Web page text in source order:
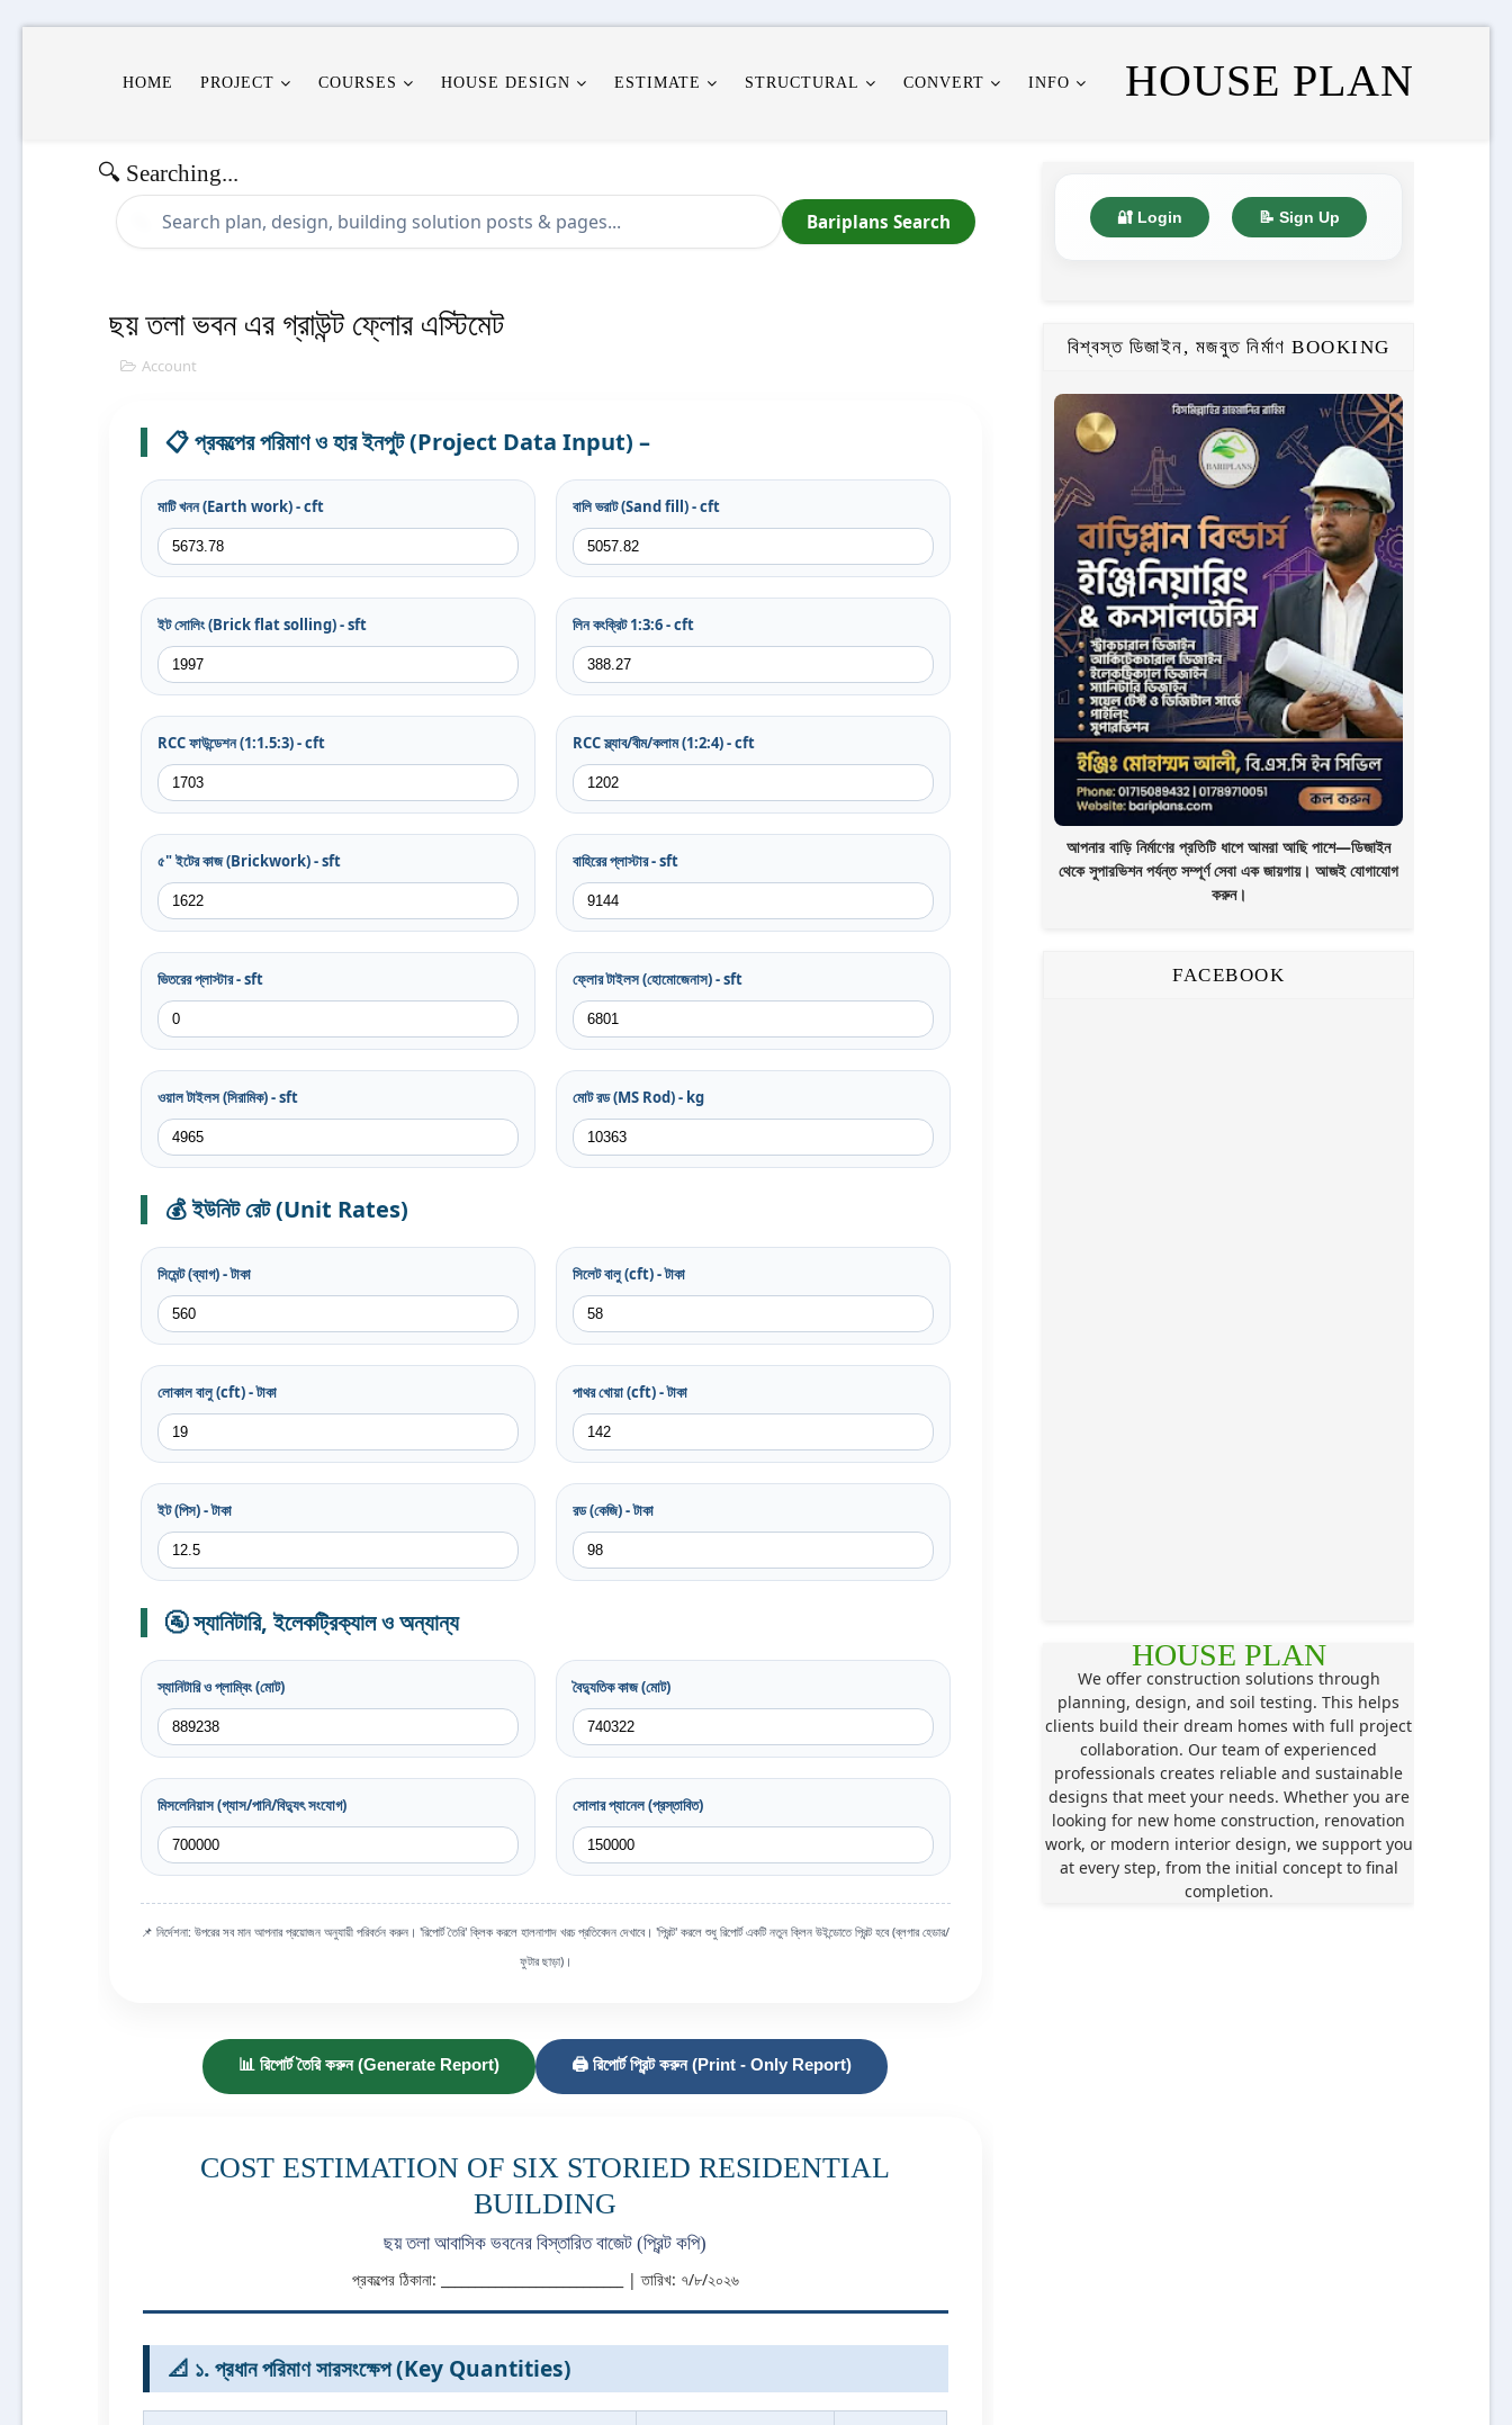
HOUSE PLAN
HOME PROJECT COURSES HOUSE DESIGN ESTIMATE STRUCTURAL CONVERT INFO
🔍 Searching...
Bariplans Search
ছয় তলা ভবন এর গ্রাউন্ট ফ্লোর এস্টিমেট
Account
📋 প্রকল্পের পরিমাণ ও হার ইনপুট (Project Data Input) –
মাটি খনন (Earth work) - cft বালি ভরাট (Sand fill) - cft
ইট সোলিং (Brick flat solling) - sft লিন কংক্রিট 1:3:6 - cft
RCC ফাউন্ডেশন (1:1.5:3) - cft RCC স্ল্যাব/বীম/কলাম (1:2:4) - cft
৫" ইটের কাজ (Brickwork) - sft বাহিরের প্লাস্টার - sft
ভিতরের প্লাস্টার - sft ফ্লোর টাইলস (হোমোজেনাস) - sft
ওয়াল টাইলস (সিরামিক) - sft মোট রড (MS Rod) - kg
💰 ইউনিট রেট (Unit Rates)
সিমেন্ট (ব্যাগ) - টাকা সিলেট বালু (cft) - টাকা
লোকাল বালু (cft) - টাকা পাথর খোয়া (cft) - টাকা
ইট (পিস) - টাকা রড (কেজি) - টাকা
🚰 স্যানিটারি, ইলেকট্রিক্যাল ও অন্যান্য
স্যানিটারি ও প্লাম্বিং (মোট) বৈদ্যুতিক কাজ (মোট)
মিসলেনিয়াস (গ্যাস/পানি/বিদ্যুৎ সংযোগ) সোলার প্যানেল (প্রস্তাবিত)
📌 নির্দেশনা: উপরের সব মান আপনার প্রয়োজন অনুযায়ী পরিবর্তন করুন। 'রিপোর্ট তৈরি' ক্লিক করলে হালনাগাদ খরচ প্রতিবেদন দেখাবে। 'প্রিন্ট' করলে শুধু রিপোর্ট একটি নতুন ক্লিন উইন্ডোতে প্রিন্ট হবে (ব্লগার হেডার/
ফুটার ছাড়া)।
📊 রিপোর্ট তৈরি করুন (Generate Report) 🖨️ রিপোর্ট প্রিন্ট করুন (Print - Only Report)
COST ESTIMATION OF SIX STORIED RESIDENTIAL
BUILDING
ছয় তলা আবাসিক ভবনের বিস্তারিত বাজেট (প্রিন্ট কপি)
প্রকল্পের ঠিকানা: ___________________________ | তারিখ: ৭/৮/২০২৬
📐 ১. প্রধান পরিমাণ সারসংক্ষেপ (Key Quantities)
🔐 Login 📝 Sign Up
বিশ্বস্ত ডিজাইন, মজবুত নির্মাণ BOOKING
আপনার বাড়ি নির্মাণের প্রতিটি ধাপে আমরা আছি পাশে—ডিজাইন
থেকে সুপারভিশন পর্যন্ত সম্পূর্ণ সেবা এক জায়গায়। আজই যোগাযোগ
করুন।
FACEBOOK
HOUSE PLAN
We offer construction solutions through
planning, design, and soil testing. This helps
clients build their dream homes with full project
collaboration. Our team of experienced
professionals creates reliable and sustainable
designs that meet your needs. Whether you are
looking for new home construction, renovation
work, or modern interior design, we support you
at every step, from the initial concept to final
completion.